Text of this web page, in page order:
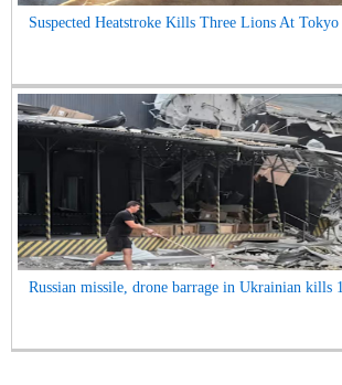
Suspected Heatstroke Kills Three Lions At
Russian missile, drone barrage in Ukrainian kills